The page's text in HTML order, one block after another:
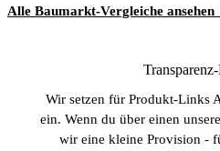
Alle Baumarkt-Vergleiche
Wir setzen für Produkt-Links
ein. Wenn du über einen
wir eine kleine Provision -